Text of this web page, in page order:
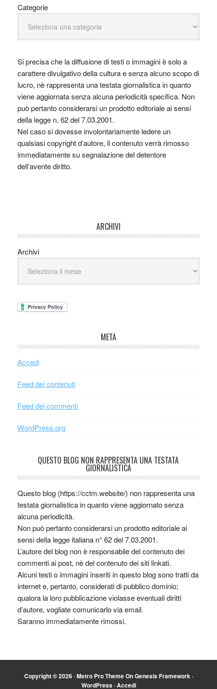
Categorie
Si precisa che la diffusione di testi o immagini è solo a
carattere divulgativo della cultura e senza alcuno scopo di
lucro, nè rappresenta una testata giornalistica in quanto
viene aggiornata senza alcuna periodicità specifica. Non
può pertanto considerarsi un prodotto editoriale ai sensi
della legge n. 62 del 7.03.2001.
Nel caso si dovesse involontariamente ledere un
qualsiasi copyright d’autore, il contenuto verrà rimosso
immediatamente su segnalazione del detentore
dell’avente diritto.
ARCHIVI
Archivi
META
Accedi
Feed dei contenuti
Feed dei commenti
WordPress.org
QUESTO BLOG NON RAPPRESENTA UNA TESTATA
GIORNALISTICA
Questo blog (https://cctm.website/) non rappresenta una
testata giornalistica in quanto viene aggiornato senza
alcuna periodicità.
Non può pertanto considerarsi un prodotto editoriale ai
sensi della legge italiana n° 62 del 7.03.2001.
L’autore del blog non è responsabile del contenuto dei
commenti ai post, nè del contenuto dei siti linkati.
Alcuni testi o immagini inseriti in questo blog sono tratti da
internet e, pertanto, considerati di pubblico dominio;
qualora la loro pubblicazione violasse eventuali diritti
d’autore, vogliate comunicarlo via email.
Saranno immediatamente rimossi.
Copyright © 2026 ·Metro Pro ThemeOnGenesis Framework·
WordPress·Accedi